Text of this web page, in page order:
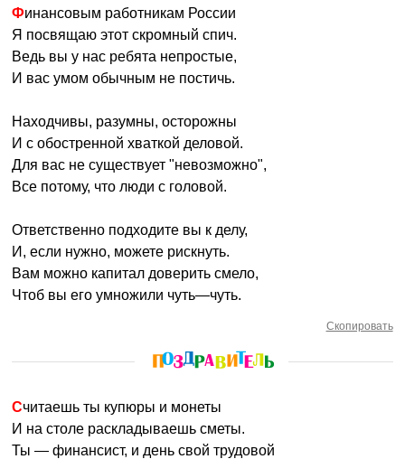
Финансовым работникам России
Я посвящаю этот скромный спич.
Ведь вы у нас ребята непростые,
И вас умом обычным не постичь.
Находчивы, разумны, осторожны
И с обостренной хваткой деловой.
Для вас не существует "невозможно",
Все потому, что люди с головой.
Ответственно подходите вы к делу,
И, если нужно, можете рискнуть.
Вам можно капитал доверить смело,
Чтоб вы его умножили чуть—чуть.
Скопировать
Считаешь ты купюры и монеты
И на столе раскладываешь сметы.
Ты — финансист, и день свой трудовой